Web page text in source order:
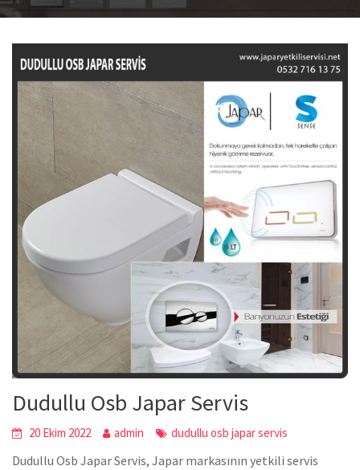
Dudullu Osb Japar Servis
20 Ekim 2022 admin dudullu osb japar servis
Dudullu Osb Japar Servis, Japar markasının yetkili servis